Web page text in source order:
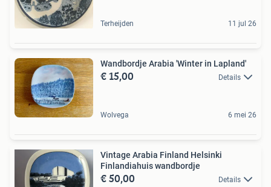
Terheijden 11 jul 26
Wandbordje Arabia 'Winter in Lapland'
€ 15,00 Details
Wolvega 6 mei 26
Vintage Arabia Finland Helsinki
Finlandiahuis wandbordje
€ 50,00 Details